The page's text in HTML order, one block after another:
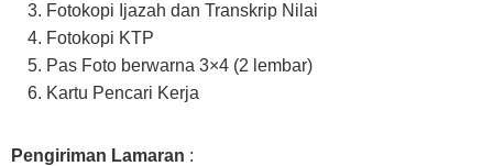
Fotokopi Ijazah dan Transkrip Nilai
Fotokopi KTP
Pas Foto berwarna 3×4 (2 lembar)
Kartu Pencari Kerja
Pengiriman Lamaran :